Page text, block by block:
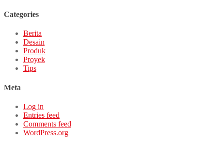
Categories
Berita
Desain
Produk
Proyek
Tips
Meta
Log in
Entries feed
Comments feed
WordPress.org